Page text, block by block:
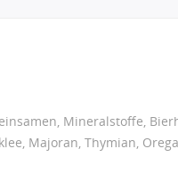
Mineralstoffe,
Majoran, Thymian,